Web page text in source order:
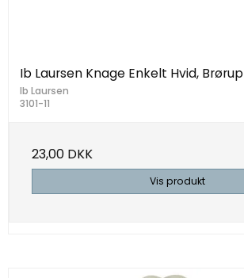
Ib Laursen Knage Enkelt Hvid, Brørup
Ib Laursen
3101-11
23,00 DKK
Vis produkt